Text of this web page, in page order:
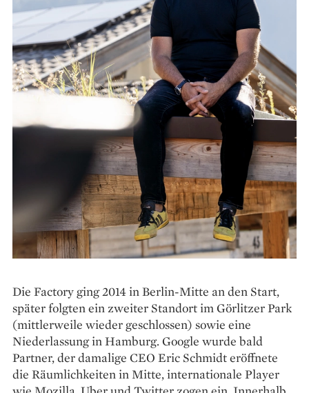
Die Factory ging 2014 in Berlin-Mitte an den Start,
später folgten ein zweiter Standort im Görlitzer Park
(mittlerweile wieder geschlossen) sowie eine
Niederlassung in Hamburg. Google wurde bald
Partner, der damalige CEO Eric Schmidt eröffnete
die Räumlichkeiten in Mitte, internationale Player